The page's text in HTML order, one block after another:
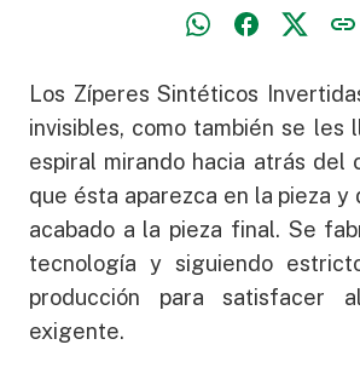
Los Zíperes Sintéticos
invisibles, como también se les
espiral mirando hacia atrás del
que ésta aparezca en la pieza y
acabado a la pieza final. Se
tecnología y siguiendo
producción para satisfacer
exigente.